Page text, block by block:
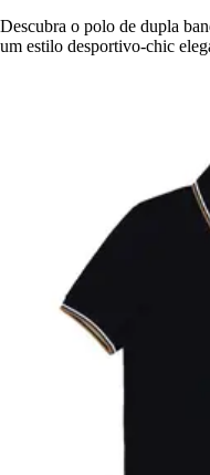
Descubra o polo de dupla
um estilo desportivo-chic